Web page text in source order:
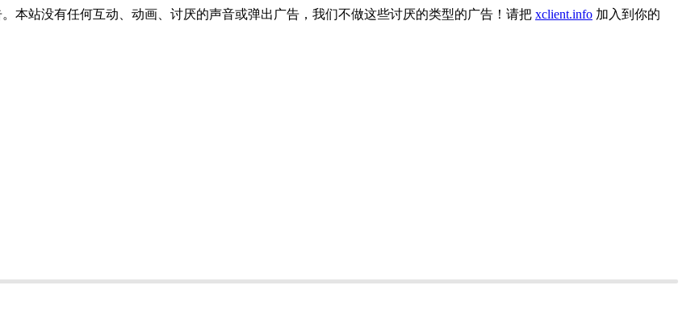
本站没有任何互动、动画、讨厌的声音或弹出广告，我们不做这些讨厌的类型的广告！请把 xclient.info 加入到你的